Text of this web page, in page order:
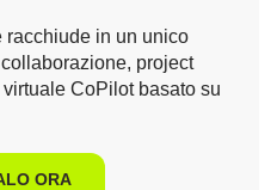
racchiude in un unico
project
CoPilot basato su
ORA